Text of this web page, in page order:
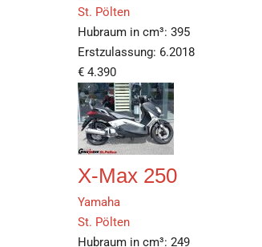
St. Pölten
Hubraum in cm³: 395
Erstzulassung: 6.2018
€ 4.390
X-Max 250
Yamaha
St. Pölten
Hubraum in cm³: 249